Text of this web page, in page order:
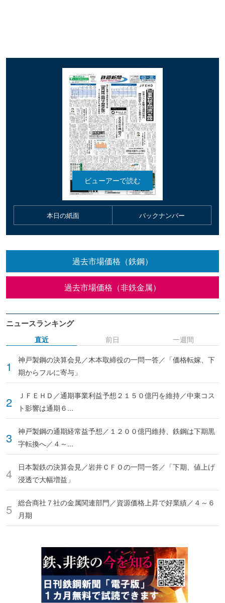
本日の紙面 バックナンバー
過去市場価格（鉄鋼）
過去市場価格（非鉄金属）
ニュースランキング
直近
神戸製鋼の決算会見／木本取締役の一問一答／「価格転嫁、下
期からフルに寄与」
ＪＦＥＨＤ／通期事業利益予想２１５０億円を維持／中東コス
ト影響は通期６...
神戸製鋼の通期経常益予想／１２００億円維持、鉄鋼は下期黒
字転換へ／４～...
日本製鉄の決算会見／岩井ＣＦＯの一問一答／「下期、値上げ
浸透で大幅増益」
総合商社７社の金属関連部門／資源価格上昇で好業績／４～６
月期
前日 一週間